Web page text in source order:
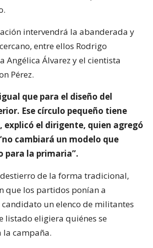
intervendrá la abanderada y
entre ellos Rodrigo
Angélica Álvarez y el cientista
Pérez.
que para el diseño del
Ese círculo pequeño tiene
explicó el dirigente, quien agregó
cambiará un modelo que
para la primaria”.
de la forma tradicional,
que los partidos ponían a
un elenco de militantes
listado eligiera quiénes se
campaña.